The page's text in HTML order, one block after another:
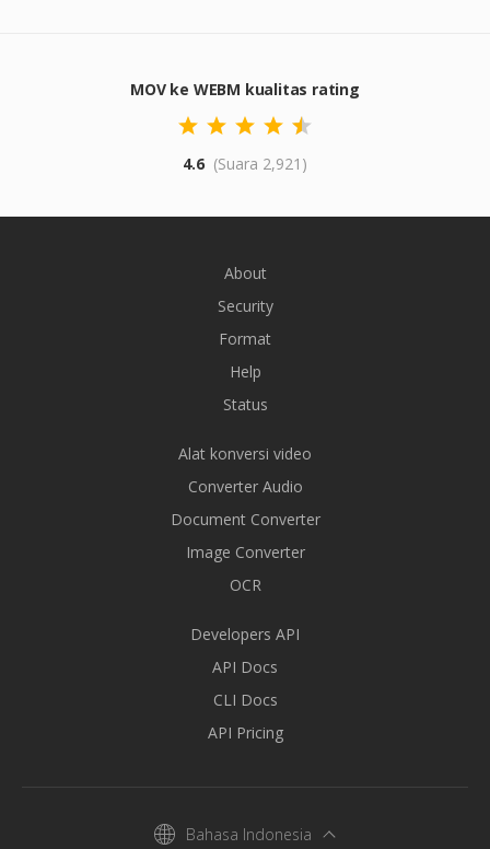
MOV ke WEBM kualitas rating
4.6 (Suara 2,921)
About
Security
Format
Help
Status
Alat konversi video
Converter Audio
Document Converter
Image Converter
OCR
Developers API
API Docs
CLI Docs
API Pricing
Bahasa Indonesia